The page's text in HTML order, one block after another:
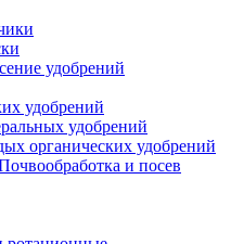
удобрений
удобрений
удобрений
органических удобрений
и посев